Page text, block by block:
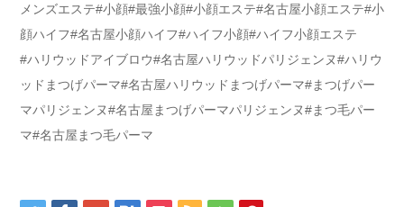
メンズエステ#小顔#最強小顔#小顔エステ#名古屋小顔エステ#小
顔ハイフ#名古屋小顔ハイフ#ハイフ小顔#ハイフ小顔エステ
#ハリウッドアイブロウ#名古屋ハリウッドパリジェンヌ#ハリウ
ッドまつげパーマ#名古屋ハリウッドまつげパーマ#まつげパー
マパリジェンヌ#名古屋まつげパーマパリジェンヌ#まつ毛パー
マ#名古屋まつ毛パーマ